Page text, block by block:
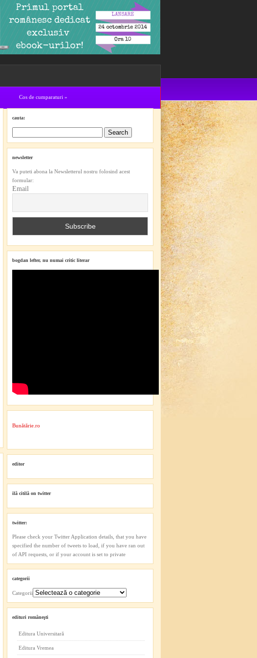
Cos de cumparaturi »
cauta:
newsletter
Va puteti abona la Newsletterul nostru folosind acest
formular:
Email
bogdan lefter, nu numai critic literar
Bunătărie.ro
editor
ilă citilă on twitter
twitter:
Please check your Twitter Application details, that you have
specified the number of tweets to load, if you have ran out
of API requests, or if your account is set to private
categorii
Categorii
edituri româneşti
Editura Universitară
Editura Vremea